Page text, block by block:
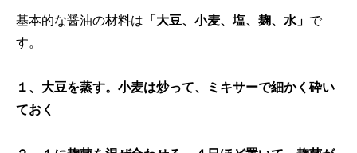
基本的な醤油の材料は 「大豆、小麦、塩、麹、水」 で
す。
１、大豆を蒸す。小麦は炒って、ミキサーで細かく砕い
ておく